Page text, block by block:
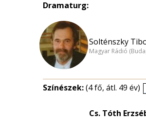
Dramaturg:
Solténszky
Magyar Rádió
Színészek:(4 fő, átl. 49 év)
Cs. Tóth